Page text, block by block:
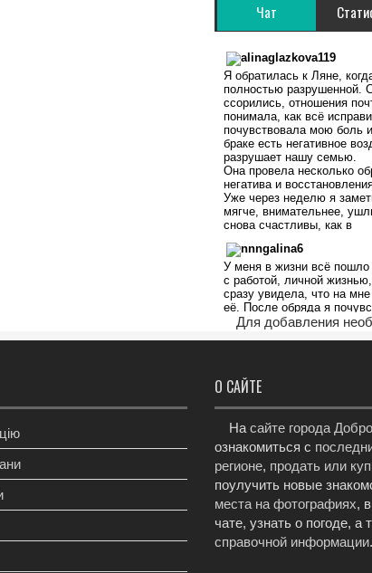
Чат
Для добавления
О САЙТЕ
На сайте города
ознакомиться с
регионе, продать или
поулучить новые
места на фотографиях,
чате, узнать о погоде, а
справочной информации.